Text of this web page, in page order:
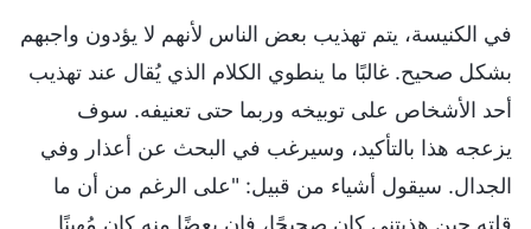
في الكنيسة، يتم تهذيب بعض الناس لأنهم لا يؤدون واجبهم
بشكل صحيح. غالبًا ما ينطوي الكلام الذي يُقال عند تهذيب
أحد الأشخاص على توبيخه وربما حتى تعنيفه. سوف
يزعجه هذا بالتأكيد، وسيرغب في البحث عن أعذار وفي
الجدال. سيقول أشياء من قبيل: "على الرغم من أن ما
قلته حين هذبتني كان صحيحًا، فإن بعضًا منه كان مُهينًا